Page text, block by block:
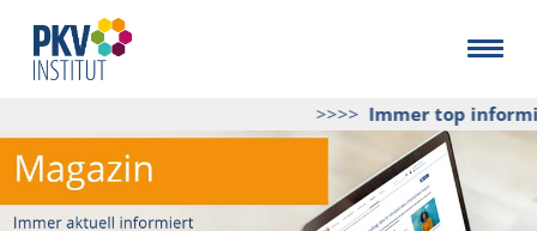
>>>>Immer top